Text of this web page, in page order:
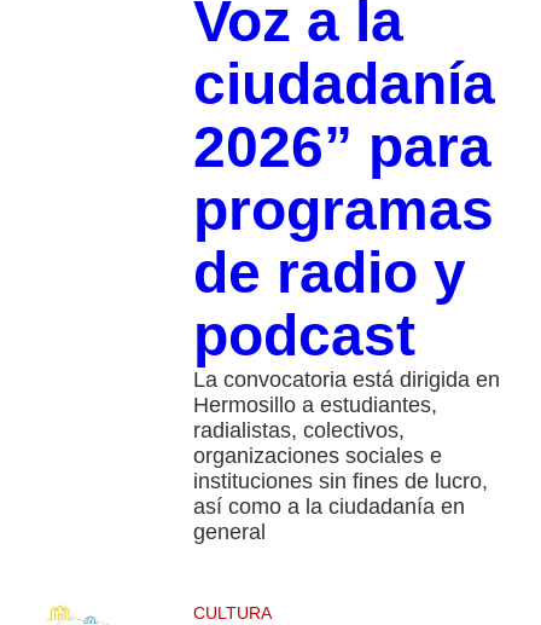
Voz a la
ciudadanía
2026” para
programas
de radio y
podcast
La convocatoria está dirigida en
Hermosillo a estudiantes,
radialistas, colectivos,
organizaciones sociales e
instituciones sin fines de lucro,
así como a la ciudadanía en
general
CULTURA